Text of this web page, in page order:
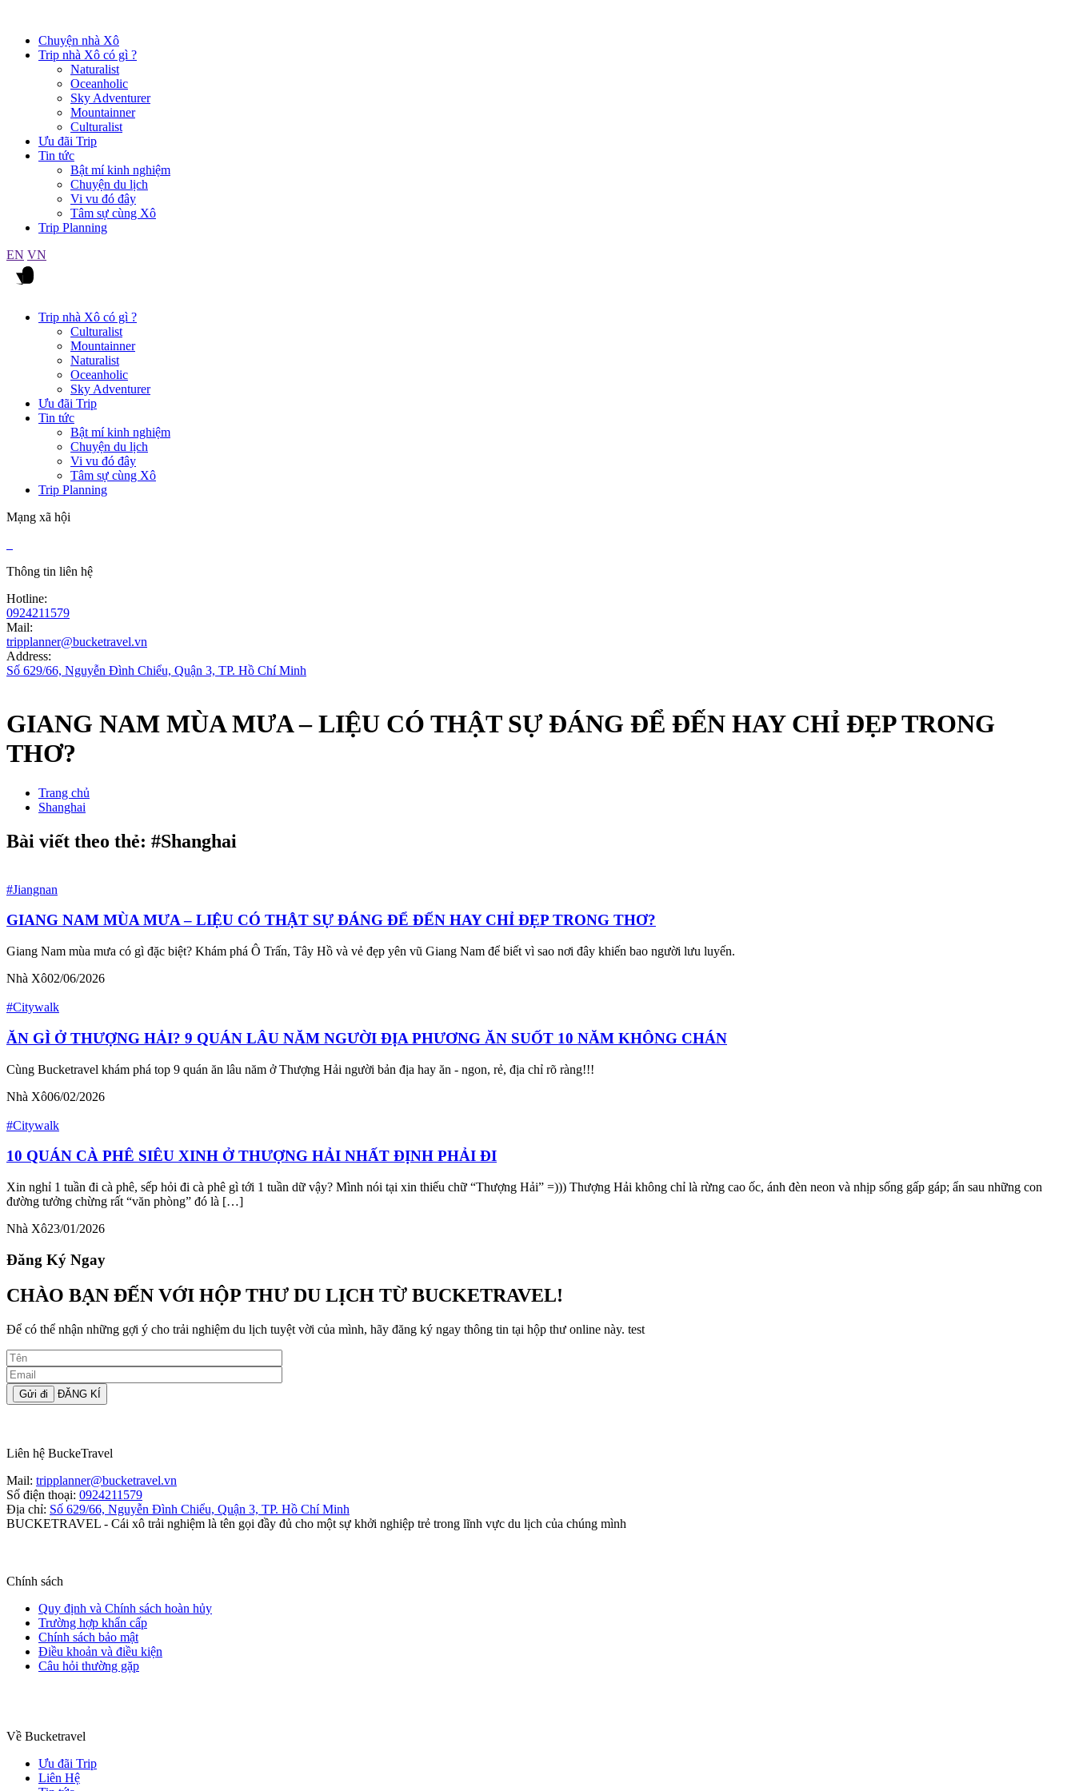
Chuyện nhà Xô
Trip nhà Xô có gì ?
Naturalist
Oceanholic
Sky Adventurer
Mountainner
Culturalist
Ưu đãi Trip
Tin tức
Bật mí kinh nghiệm
Chuyện du lịch
Vi vu đó đây
Tâm sự cùng Xô
Trip Planning
EN VN
Trip nhà Xô có gì ?
Culturalist
Mountainner
Naturalist
Oceanholic
Sky Adventurer
Ưu đãi Trip
Tin tức
Bật mí kinh nghiệm
Chuyện du lịch
Vi vu đó đây
Tâm sự cùng Xô
Trip Planning
Mạng xã hội
Thông tin liên hệ
Hotline:
0924211579
Mail:
tripplanner@bucketravel.vn
Address:
Số 629/66, Nguyễn Đình Chiểu, Quận 3, TP. Hồ Chí Minh
GIANG NAM MÙA MƯA – LIỆU CÓ THẬT SỰ ĐÁNG ĐỂ ĐẾN HAY CHỈ ĐẸP TRONG
THƠ?
Trang chủ
Shanghai
Bài viết theo thẻ: #Shanghai
#Jiangnan
GIANG NAM MÙA MƯA – LIỆU CÓ THẬT SỰ ĐÁNG ĐỂ ĐẾN HAY CHỈ ĐẸP TRONG THƠ?
Giang Nam mùa mưa có gì đặc biệt? Khám phá Ô Trấn, Tây Hồ và vẻ đẹp yên vũ Giang Nam để biết vì sao nơi đây khiến bao người lưu luyến.
Nhà Xô02/06/2026
#Citywalk
ĂN GÌ Ở THƯỢNG HẢI? 9 QUÁN LÂU NĂM NGƯỜI ĐỊA PHƯƠNG ĂN SUỐT 10 NĂM KHÔNG CHÁN
Cùng Bucketravel khám phá top 9 quán ăn lâu năm ở Thượng Hải người bản địa hay ăn - ngon, rẻ, địa chỉ rõ ràng!!!
Nhà Xô06/02/2026
#Citywalk
10 QUÁN CÀ PHÊ SIÊU XINH Ở THƯỢNG HẢI NHẤT ĐỊNH PHẢI ĐI
Xin nghỉ 1 tuần đi cà phê, sếp hỏi đi cà phê gì tới 1 tuần dữ vậy? Mình nói tại xin thiếu chữ “Thượng Hải” =))) Thượng Hải không chỉ là rừng cao ốc, ánh đèn neon và nhịp sống gấp gáp; ẩn sau những con
đường tưởng chừng rất “văn phòng” đó là […]
Nhà Xô23/01/2026
Đăng Ký Ngay
CHÀO BẠN ĐẾN VỚI HỘP THƯ DU LỊCH TỪ BUCKETRAVEL!
Để có thể nhận những gợi ý cho trải nghiệm du lịch tuyệt vời của mình, hãy đăng ký ngay thông tin tại hộp thư online này. test
ĐĂNG KÍ
Liên hệ BuckeTravel
Mail: tripplanner@bucketravel.vn
Số điện thoại: 0924211579
Địa chỉ: Số 629/66, Nguyễn Đình Chiểu, Quận 3, TP. Hồ Chí Minh
BUCKETRAVEL - Cái xô trải nghiệm là tên gọi đầy đủ cho một sự khởi nghiệp trẻ trong lĩnh vực du lịch của chúng mình
Chính sách
Quy định và Chính sách hoàn hủy
Trường hợp khẩn cấp
Chính sách bảo mật
Điều khoản và điều kiện
Câu hỏi thường gặp
Về Bucketravel
Ưu đãi Trip
Liên Hệ